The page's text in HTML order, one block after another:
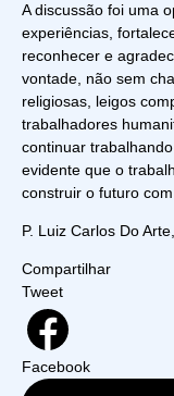
A discussão foi uma
experiências,
reconhecer e
vontade, não sem
religiosas, leigos
trabalhadores
continuar
evidente que o
construir o futuro
P. Luiz Carlos Do
Compartilhar
Tweet
Facebook